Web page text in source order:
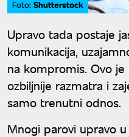
Foto: Shutterstock
Upravo tada postaje
komunikacija,
na kompromis. Ovo
ozbiljnije razmatra i
samo trenutni odnos.
Mnogi parovi upravo